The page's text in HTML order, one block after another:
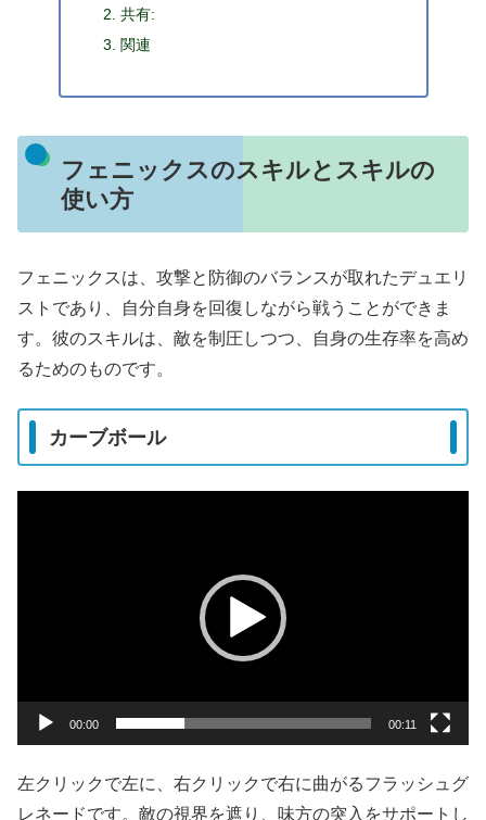
共有:
関連
フェニックスのスキルとスキルの
使い方
フェニックスは、攻撃と防御のバランスが取れたデュエリ
ストであり、自分自身を回復しながら戦うことができま
す。彼のスキルは、敵を制圧しつつ、自身の生存率を高め
るためのものです。
カーブボール
00:00 00:11
左クリックで左に、右クリックで右に曲がるフラッシュグ
レネードです。敵の視界を遮り、味方の突入をサポートし